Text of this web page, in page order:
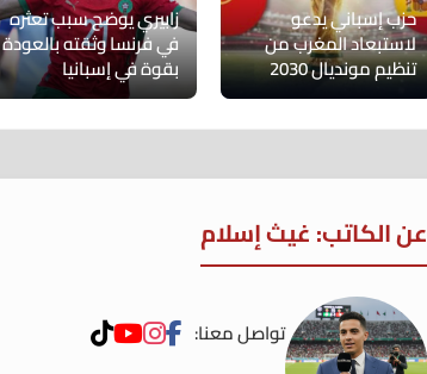
حزب إسباني يدعو
لاستبعاد المغرب من
تنظيم مونديال 2030
زابيري يوضح سبب تعثره
في فرنسا وثقته بالعودة
بقوة في إسبانيا
عن الكاتب: غيث إسلام
تواصل معنا: